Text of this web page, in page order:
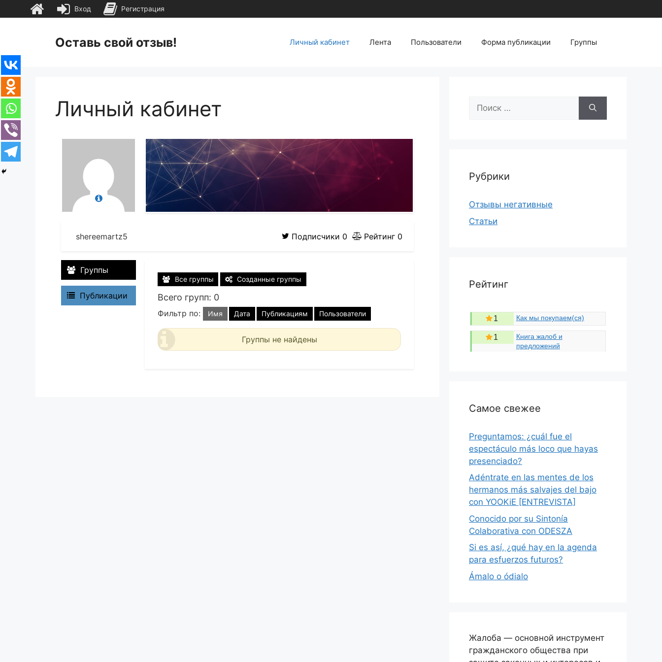
содержимомуОставь свой отзыв! Личный кабинет Лента Пользователи Форма публикации Группы
Личный кабинет
shereemartz5 Подписчики 0 Рейтинг 0
Группы
Публикации
Все группы Созданные группы
Всего групп: 0
Фильтр по: Имя Дата Публикациям Пользователи
Группы не найдены
Поиск:
Рубрики
Отзывы негативные
Статьи
Рейтинг
1 Как мы покупаем(ся)
1
Книга жалоб и
предложений
Самое свежее
Preguntamos: ¿cuál fue el
espectáculo más loco que hayas
presenciado?
Adéntrate en las mentes de los
hermanos más salvajes del bajo
con YOOKiE [ENTREVISTA]
Conocido por su Sintonía
Colaborativa con ODESZA
Si es así, ¿qué hay en la agenda
para esfuerzos futuros?
Ámalo o ódialo
Жалоба — основной инструмент
гражданского общества при
Вход Регистрация